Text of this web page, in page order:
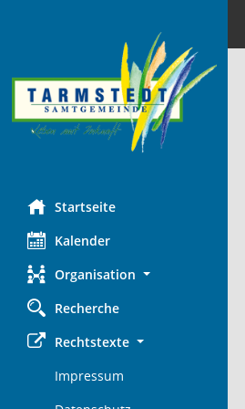
Startseite
Kalender
Organisation
Recherche
Rechtstexte
Impressum